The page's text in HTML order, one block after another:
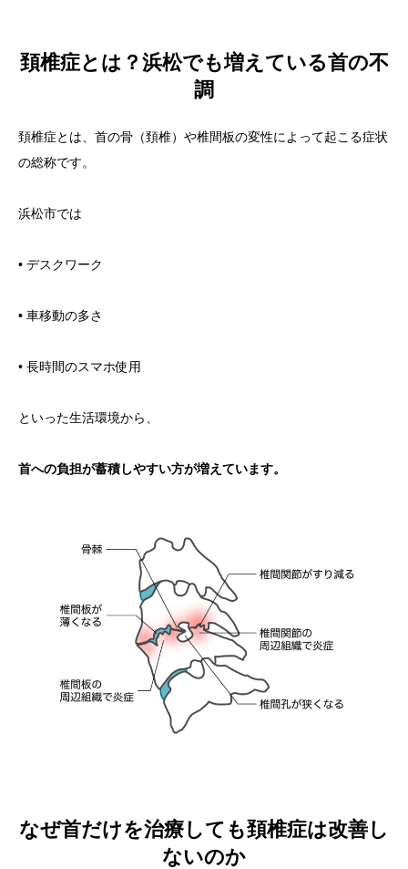
頚椎症とは？浜松でも増えている首の不
調
頚椎症とは、首の骨（頚椎）や椎間板の変性によって起こる症状
の総称です。
浜松市では
• デスクワーク
• 車移動の多さ
• 長時間のスマホ使用
といった生活環境から、
首への負担が蓄積しやすい方が増えています。
なぜ首だけを治療しても頚椎症は改善し
ないのか